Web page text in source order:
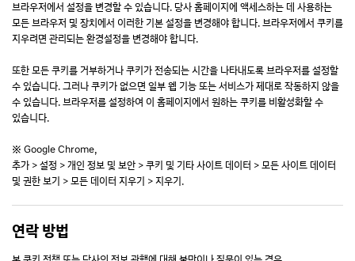
브라우저에서 설정을 변경할 수 있습니다. 당사 홈페이지에 액세스하는 데 사용하는
모든 브라우저 및 장치에서 이러한 기본 설정을 변경해야 합니다. 브라우저에서 쿠키를
지우려면 관리되는 환경설정을 변경해야 합니다.
또한 모든 쿠키를 거부하거나 쿠키가 전송되는 시간을 나타내도록 브라우저를 설정할
수 있습니다. 그러나 쿠키가 없으면 일부 웹 기능 또는 서비스가 제대로 작동하지 않을
수 있습니다. 브라우저를 설정하여 이 홈페이지에서 원하는 쿠키를 비활성화할 수
있습니다.
※ Google Chrome,
추가 > 설정 > 개인 정보 및 보안 > 쿠키 및 기타 사이트 데이터 > 모든 사이트 데이터
및 권한 보기 > 모든 데이터 지우기 > 지우기.
연락 방법